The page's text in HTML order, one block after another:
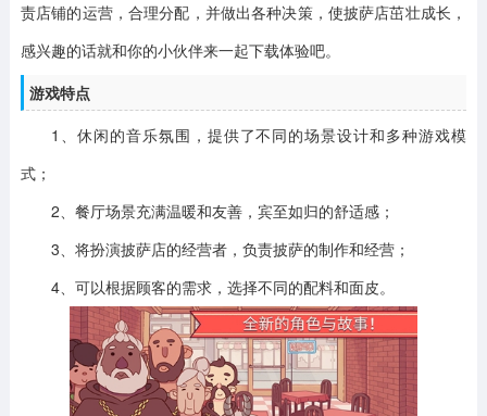
责店铺的运营，合理分配，并做出各种决策，使披萨店茁壮成长，
感兴趣的话就和你的小伙伴来一起下载体验吧。
游戏特点
1、休闲的音乐氛围，提供了不同的场景设计和多种游戏模
式；
2、餐厅场景充满温暖和友善，宾至如归的舒适感；
3、将扮演披萨店的经营者，负责披萨的制作和经营；
4、可以根据顾客的需求，选择不同的配料和面皮。